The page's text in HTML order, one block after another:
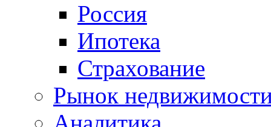
Россия
Ипотека
Страхование
Рынок